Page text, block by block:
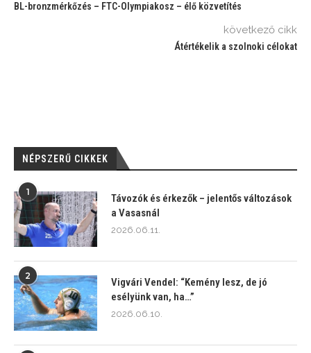
BL-bronzmérkőzés – FTC-Olympiakosz – élő közvetítés
következő cikk
Átértékelik a szolnoki célokat
NÉPSZERŰ CIKKEK
1
Távozók és érkezők – jelentős változások
a Vasasnál
2026.06.11.
2
Vigvári Vendel: “Kemény lesz, de jó
esélyünk van, ha…”
2026.06.10.